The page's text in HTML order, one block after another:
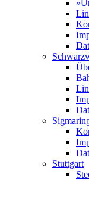
Stuttgart